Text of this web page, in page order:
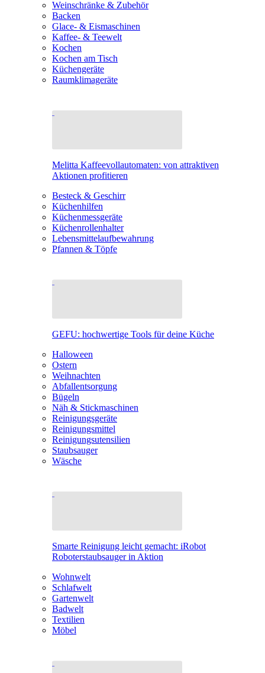
Weinschränke & Zubehör
Backen
Glace- & Eismaschinen
Kaffee- & Teewelt
Kochen
Kochen am Tisch
Küchengeräte
Raumklimageräte
Melitta Kaffeevollautomaten: von attraktiven
Aktionen profitieren
Besteck & Geschirr
Küchenhilfen
Küchenmessgeräte
Küchenrollenhalter
Lebensmittelaufbewahrung
Pfannen & Töpfe
GEFU: hochwertige Tools für deine Küche
Halloween
Ostern
Weihnachten
Abfallentsorgung
Bügeln
Näh & Stickmaschinen
Reinigungsgeräte
Reinigungsmittel
Reinigungsutensilien
Staubsauger
Wäsche
Smarte Reinigung leicht gemacht: iRobot
Roboterstaubsauger in Aktion
Wohnwelt
Schlafwelt
Gartenwelt
Badwelt
Textilien
Möbel